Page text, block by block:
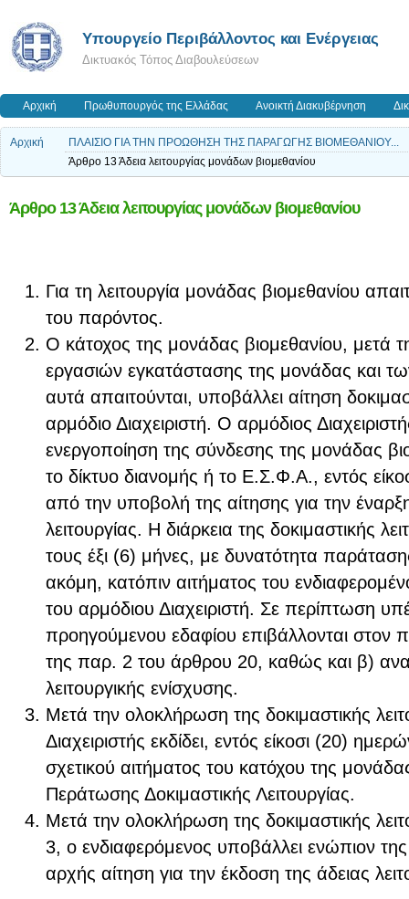
Yπουργείο Περιβάλλοντος και Ενέργειας
Δικτυακός Τόπος Διαβουλεύσεων
Αρχική Πρωθυπουργός της Ελλάδας Ανοικτή Διακυβέρνηση
Αρχική
ΠΛΑΙΣΙΟ ΓΙΑ ΤΗΝ ΠΡΟΩΘΗΣΗ ΤΗΣ ΠΑΡΑΓΩΓΗΣ ΒΙΟΜΕΘΑΝΙΟΥ...
Άρθρο 13 Άδεια λειτουργίας μονάδων βιομεθανίου
Άρθρο 13 Άδεια λειτουργίας μονάδων βιομεθανίου
Για τη λειτουργία μονάδας βιομεθανίου
του παρόντος.
Ο κάτοχος της μονάδας βιομεθανίου, μετά
εργασιών εγκατάστασης της μονάδας και
αυτά απαιτούνται, υποβάλλει αίτηση
αρμόδιο Διαχειριστή. Ο αρμόδιος
ενεργοποίηση της σύνδεσης της μονάδας
το δίκτυο διανομής ή το Ε.Σ.Φ.Α., εντός
από την υποβολή της αίτησης για την
λειτουργίας. Η διάρκεια της δοκιμαστικής
τους έξι (6) μήνες, με δυνατότητα
ακόμη, κατόπιν αιτήματος του
του αρμόδιου Διαχειριστή. Σε περίπτωση
προηγούμενου εδαφίου επιβάλλονται στον
της παρ. 2 του άρθρου 20, καθώς και β)
λειτουργικής ενίσχυσης.
Μετά την ολοκλήρωση της δοκιμαστικής
Διαχειριστής εκδίδει, εντός είκοσι (20)
σχετικού αιτήματος του κατόχου της
Περάτωσης Δοκιμαστικής Λειτουργίας.
Μετά την ολοκλήρωση της δοκιμαστικής
3, ο ενδιαφερόμενος υποβάλλει ενώπιον
αρχής αίτηση για την έκδοση της άδειας